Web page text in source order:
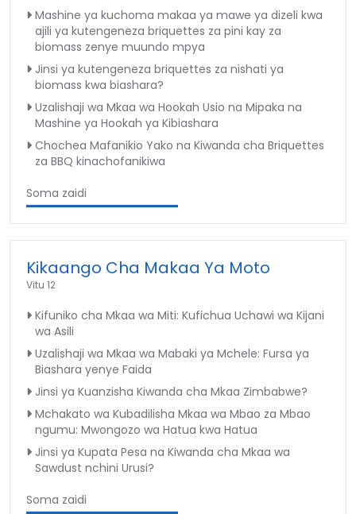
Mashine ya kuchoma makaa ya mawe ya dizeli kwa
ajili ya kutengeneza briquettes za pini kay za
biomass zenye muundo mpya
Jinsi ya kutengeneza briquettes za nishati ya
biomass kwa biashara?
Uzalishaji wa Mkaa wa Hookah Usio na Mipaka na
Mashine ya Hookah ya Kibiashara
Chochea Mafanikio Yako na Kiwanda cha Briquettes
za BBQ kinachofanikiwa
Soma zaidi
Kikaango Cha Makaa Ya Moto
Vitu 12
Kifuniko cha Mkaa wa Miti: Kufichua Uchawi wa Kijani
wa Asili
Uzalishaji wa Mkaa wa Mabaki ya Mchele: Fursa ya
Biashara yenye Faida
Jinsi ya Kuanzisha Kiwanda cha Mkaa Zimbabwe?
Mchakato wa Kubadilisha Mkaa wa Mbao za Mbao
ngumu: Mwongozo wa Hatua kwa Hatua
Jinsi ya Kupata Pesa na Kiwanda cha Mkaa wa
Sawdust nchini Urusi?
Soma zaidi